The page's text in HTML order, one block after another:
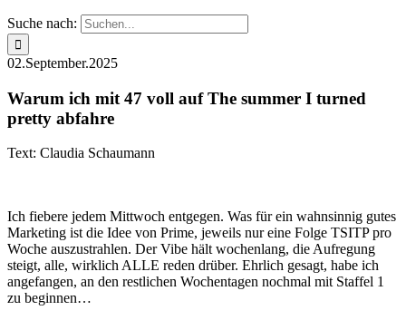
Suche nach:
02.September.2025
Warum ich mit 47 voll auf The summer I turned
pretty abfahre
Text: Claudia Schaumann
Ich fiebere jedem Mittwoch entgegen. Was für ein wahnsinnig gutes
Marketing ist die Idee von Prime, jeweils nur eine Folge TSITP pro
Woche auszustrahlen. Der Vibe hält wochenlang, die Aufregung
steigt, alle, wirklich ALLE reden drüber. Ehrlich gesagt, habe ich
angefangen, an den restlichen Wochentagen nochmal mit Staffel 1
zu beginnen…